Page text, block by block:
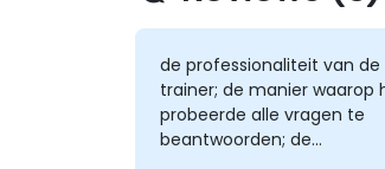
de professionaliteit van de
trainer; de manier waarop
probeerde alle vragen te
beantwoorden; de